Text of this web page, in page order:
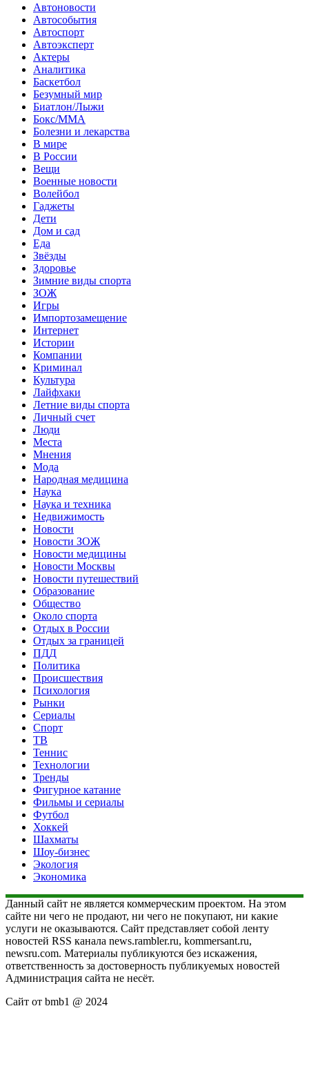
Автоновости
Автособытия
Автоспорт
Автоэксперт
Актеры
Аналитика
Баскетбол
Безумный мир
Биатлон/Лыжи
Бокс/MMA
Болезни и лекарства
В мире
В России
Вещи
Военные новости
Волейбол
Гаджеты
Дети
Дом и сад
Еда
Звёзды
Здоровье
Зимние виды спорта
ЗОЖ
Игры
Импортозамещение
Интернет
Истории
Компании
Криминал
Культура
Лайфхаки
Летние виды спорта
Личный счет
Люди
Места
Мнения
Мода
Народная медицина
Наука
Наука и техника
Недвижимость
Новости
Новости ЗОЖ
Новости медицины
Новости Москвы
Новости путешествий
Образование
Общество
Около спорта
Отдых в России
Отдых за границей
ПДД
Политика
Происшествия
Психология
Рынки
Сериалы
Спорт
ТВ
Теннис
Технологии
Тренды
Фигурное катание
Фильмы и сериалы
Футбол
Хоккей
Шахматы
Шоу-бизнес
Экология
Экономика
Данный сайт не является коммерческим проектом. На этом
сайте ни чего не продают, ни чего не покупают, ни какие
услуги не оказываются. Сайт представляет собой ленту
новостей RSS канала news.rambler.ru, kommersant.ru,
newsru.com. Материалы публикуются без искажения,
ответственность за достоверность публикуемых новостей
Администрация сайта не несёт.
Сайт от bmb1 @ 2024